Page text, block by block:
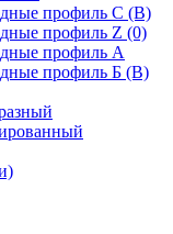
профиль C (В)
профиль Z (0)
профиль А
профиль Б (B)